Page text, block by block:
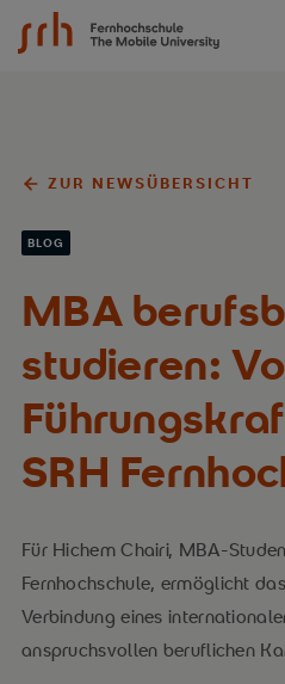
SRH Fernhochschule - The
ZUR NEWSÜBERSICHT
BLOG
MBA
studieren:
SRH
Für Hichem Chairi, MBA-
Fernhochschule, ermöglicht
Verbindung eines
anspruchsvollen beruflichen